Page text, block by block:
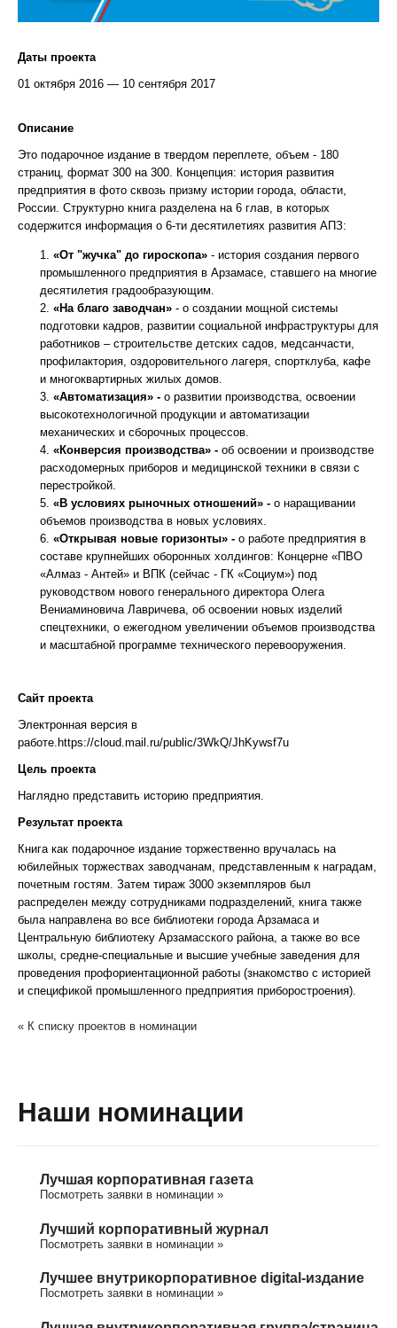
Даты проекта
01 октября 2016 — 10 сентября 2017
Описание
Это подарочное издание в твердом переплете, объем - 180
страниц, формат 300 на 300. Концепция: история развития
предприятия в фото сквозь призму истории города, области,
России. Структурно книга разделена на 6 глав, в которых
содержится информация о 6-ти десятилетиях развития АПЗ:
«От "жучка" до гироскопа» - история создания первого
промышленного предприятия в Арзамасе, ставшего на многие
десятилетия градообразующим.
«На благо заводчан» - о создании мощной системы
подготовки кадров, развитии социальной инфраструктуры для
работников – строительстве детских садов, медсанчасти,
профилактория, оздоровительного лагеря, спортклуба, кафе
и многоквартирных жилых домов.
«Автоматизация» - о развитии производства, освоении
высокотехнологичной продукции и автоматизации
механических и сборочных процессов.
«Конверсия производства» - об освоении и производстве
расходомерных приборов и медицинской техники в связи с
перестройкой.
«В условиях рыночных отношений» - о наращивании
объемов производства в новых условиях.
«Открывая новые горизонты» - о работе предприятия в
составе крупнейших оборонных холдингов: Концерне «ПВО
«Алмаз - Антей» и ВПК (сейчас - ГК «Социум») под
руководством нового генерального директора Олега
Вениаминовича Лавричева, об освоении новых изделий
спецтехники, о ежегодном увеличении объемов производства
и масштабной программе технического перевооружения.
Сайт проекта
Электронная версия в
работе.https://cloud.mail.ru/public/3WkQ/JhKywsf7u
Цель проекта
Наглядно представить историю предприятия.
Результат проекта
Книга как подарочное издание торжественно вручалась на
юбилейных торжествах заводчанам, представленным к наградам,
почетным гостям. Затем тираж 3000 экземпляров был
распределен между сотрудниками подразделений, книга также
была направлена во все библиотеки города Арзамаса и
Центральную библиотеку Арзамасского района, а также во все
школы, средне-специальные и высшие учебные заведения для
проведения профориентационной работы (знакомство с историей
и спецификой промышленного предприятия приборостроения).
« К списку проектов в номинации
Наши номинации
Лучшая корпоративная газета
Посмотреть заявки в номинации »
Лучший корпоративный журнал
Посмотреть заявки в номинации »
Лучшее внутрикорпоративное digital-издание
Посмотреть заявки в номинации »